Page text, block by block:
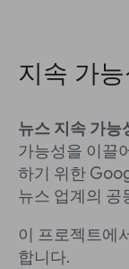
지속 가
뉴스 지속 가능
가능성을 이끌
하기 위한
뉴스 업계의 공
이 프로젝트에
합니다.